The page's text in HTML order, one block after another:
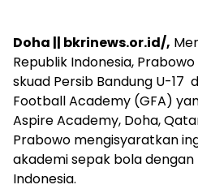
Doha || bkrinews.or.id/,
Republik Indonesia,
skuad Persib Bandung U-17
Football Academy (GFA)
Aspire Academy, Doha,
Prabowo mengisyaratkan
akademi sepak bola
Indonesia.